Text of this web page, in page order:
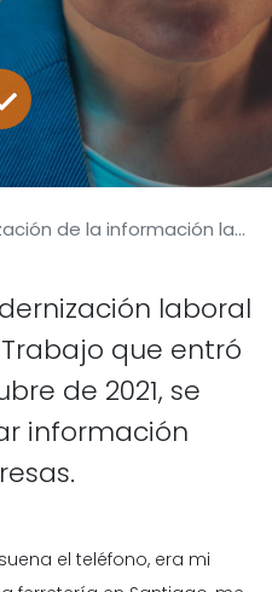
Digitalización de la información laboral de las empresas
laboral
que entró
de 2021, se
información
el teléfono, era mi